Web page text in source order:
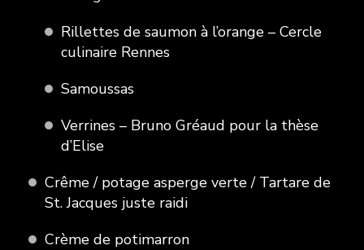
Rillettes de saumon à l’orange – Cercle
culinaire Rennes
Samoussas
Verrines – Bruno Gréaud pour la thèse
d’Elise
Crême / potage asperge verte / Tartare de
St. Jacques juste raidi
Crème de potimarron